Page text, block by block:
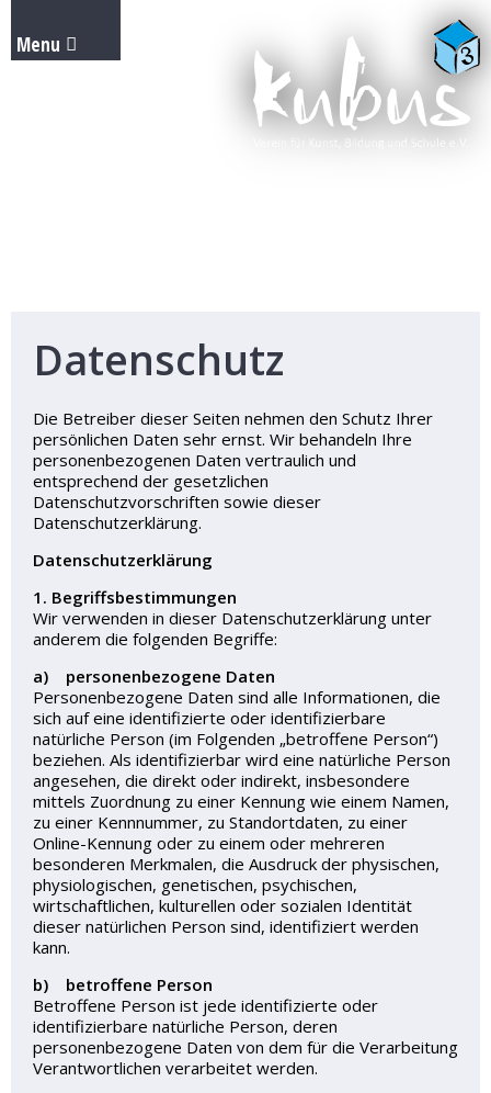
Datenschutz
Die Betreiber dieser Seiten nehmen den Schutz Ihrer
persönlichen Daten sehr ernst. Wir behandeln Ihre
personenbezogenen Daten vertraulich und
entsprechend der gesetzlichen
Datenschutzvorschriften sowie dieser
Datenschutzerklärung.
Datenschutzerklärung
1. Begriffsbestimmungen
Wir verwenden in dieser Datenschutzerklärung unter
anderem die folgenden Begriffe:
a) personenbezogene Daten
Personenbezogene Daten sind alle Informationen, die
sich auf eine identifizierte oder identifizierbare
natürliche Person (im Folgenden „betroffene Person“)
beziehen. Als identifizierbar wird eine natürliche Person
angesehen, die direkt oder indirekt, insbesondere
mittels Zuordnung zu einer Kennung wie einem Namen,
zu einer Kennnummer, zu Standortdaten, zu einer
Online-Kennung oder zu einem oder mehreren
besonderen Merkmalen, die Ausdruck der physischen,
physiologischen, genetischen, psychischen,
wirtschaftlichen, kulturellen oder sozialen Identität
dieser natürlichen Person sind, identifiziert werden
kann.
b) betroffene Person
Betroffene Person ist jede identifizierte oder
identifizierbare natürliche Person, deren
personenbezogene Daten von dem für die Verarbeitung
Verantwortlichen verarbeitet werden.